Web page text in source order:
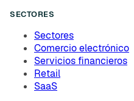
SECTORES
Sectores
Comercio electrónico
Servicios financieros
Retail
SaaS